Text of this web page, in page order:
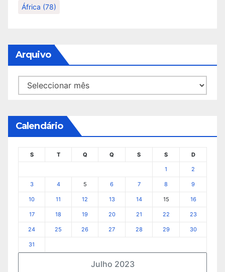
África (78)
Arquivo
Arquivo
Calendário
Julho 2023
S T Q Q S S D
1 2
3 4 5 6 7 8 9
10 11 12 13 14 15 16
17 18 19 20 21 22 23
24 25 26 27 28 29 30
31